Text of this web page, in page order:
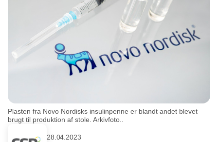
Plasten fra Novo Nordisks insulinpenne er blandt andet blevet
brugt til produktion af stole. Arkivfoto..
28.04.2023